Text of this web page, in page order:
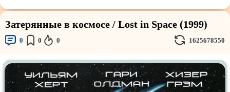
Авангард иСюрреализм Ангелы и Демоны
Аниме Антиутопия
Врачи
Индийское кино Киберпанк
Коллекция Комикс
Затерянные в космосе / Lost in Space (1999)
0 0 0 1625678550